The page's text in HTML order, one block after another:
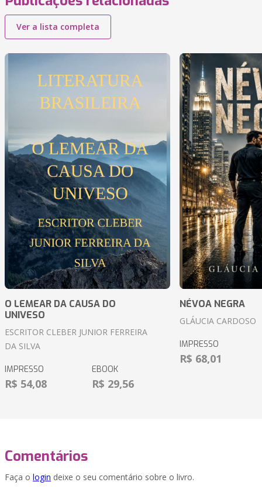
Ver a lista completa
O LEMEAR DA CAUSA DO
UNIVESO
ESCRITOR CLEBER JUNIOR FERREIRA
DA SILVA
IMPRESSO
R$ 54,08
EBOOK
R$ 29,56
NÉVOA NEGRA
GLÁUCIA CARDOSO
IMPRESSO
R$ 68,01
Comentários
Faça o login deixe o seu comentário sobre o livro.